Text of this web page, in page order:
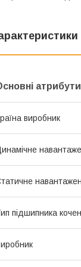
атрибути
виробник
підшипника